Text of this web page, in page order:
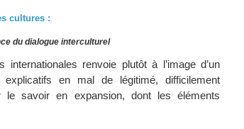
cultures :
du dialogue interculturel
renvoie plutôt à l’image d’un
en mal de légitimé, difficilement
le savoir en expansion, dont les éléments